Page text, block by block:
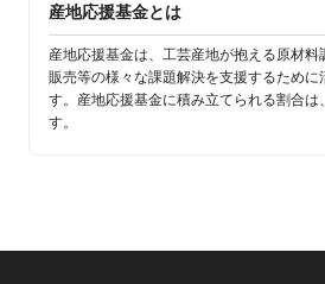
産地応援基金とは
産地応援基金は、工芸産地が抱える原材料
販売等の様々な課題解決を支援するために
す。産地応援基金に積み立てられる割合は
す。